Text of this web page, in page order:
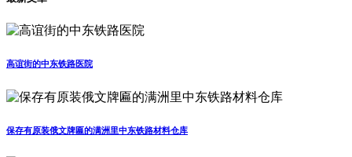
高谊街的中东铁路医院
保存有原装俄文牌匾的满洲里中东铁路材料仓库